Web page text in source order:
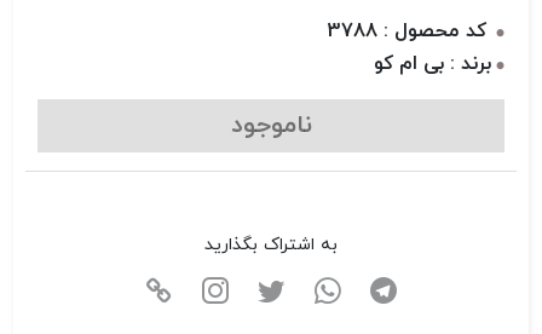
کد محصول : 3788
برند : بی ام کو
ناموجود
به اشتراک بگذارید